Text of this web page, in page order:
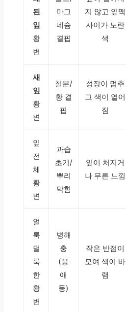
된
잎
황
변
마그
네슘
결핍
지 않고 잎맥
사이가 노란
색
새
잎
황
변
철분/
황 결
핍
성장이 멈추
고 색이 옅어
짐
잎
전
체
황
변
과습
초기/
뿌리
막힘
잎이 처지거
나 무른 느낌
얼
룩
덜
룩
한
황
변
병해
충
(응
애
등)
작은 반점이
모여 색이 바
램